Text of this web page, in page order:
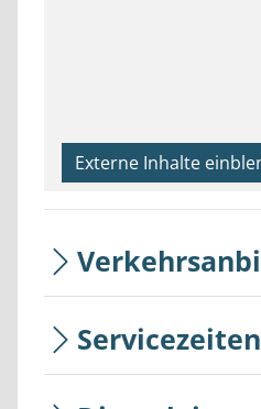
Externe Inhalte
Servicezeiten